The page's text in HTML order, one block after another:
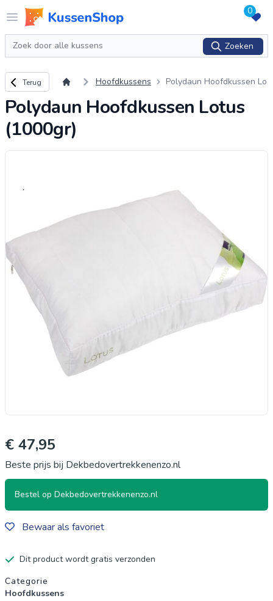
Open menu
Logo www.kussenshop.nl 0
Zoeken
Zoeken
Terug naar overzicht
Terug Hoofdkussens
Polydaun Hoofdkussen Lo
Polydaun Hoofdkussen Lotus
(1000gr)
€ 47,95
Beste prijs bij Dekbedovertrekkenenzo.nl
Bestel op Dekbedovertrekkenenzo.nl
Bewaar als favoriet
Dit product wordt gratis verzonden
Productgegevens
Categorie
Hoofdkussens